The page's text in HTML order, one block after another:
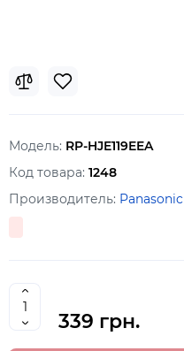
Модель: RP-HJE119EEA
Код товара: 1248
Производитель: Panasonic
339 грн.